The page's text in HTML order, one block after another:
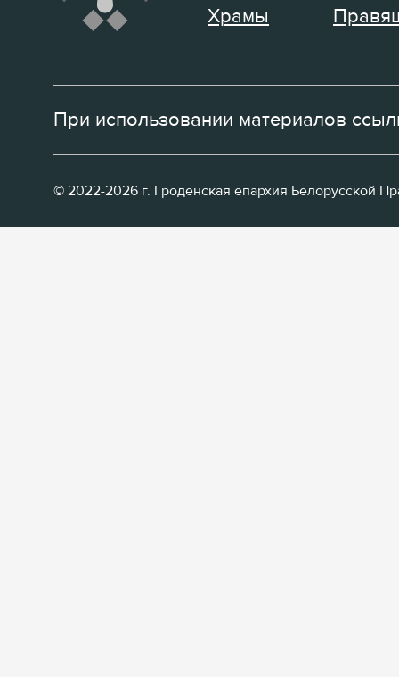
Храмы
При использовании материалов
© 2022-2026 г. Гроденская епархия Белорусской